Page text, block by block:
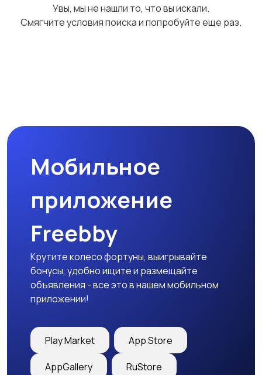
Столы и стулья Текстиль и ковры
Шкафы и комоды
Увы, мы не нашли то, что вы искали.
Смягчите условия поиска и попробуйте еще раз.
Мобильное
приложение
Freebby
Крутите колесо фортуны, выигрывайте
бонусы, удобно ищите и размещайте
объявления - все это в нашем мобильном
приложении!
Play Market App Store
AppGallery RuStore